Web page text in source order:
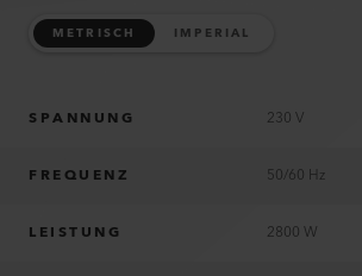
METRISCH IMPERIAL
SPANNUNG 230 V
FREQUENZ 50/60 Hz
LEISTUNG 2800 W